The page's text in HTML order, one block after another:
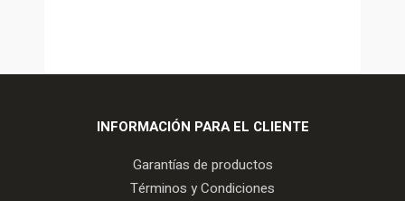
INFORMACIÓN PARA EL CLIENTE
Garantías de productos
Términos y Condiciones